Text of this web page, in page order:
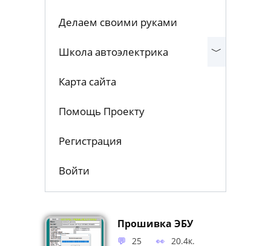
Делаем своими руками
Школа автоэлектрика
Карта сайта
Помощь Проекту
Регистрация
Войти
Прошивка ЭБУ
25 20.4к.